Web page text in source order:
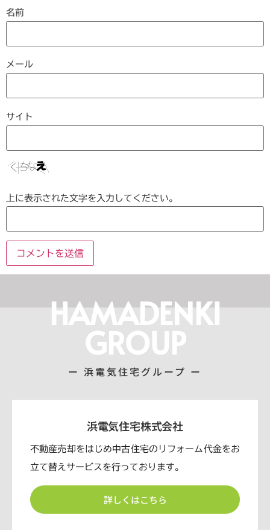
名前
メール
サイト
上に表示された文字を入力してください。
HAMADENKI
GROUP
ー 浜電気住宅グループ ー
浜電気住宅株式会社
不動産売却をはじめ中古住宅のリフォーム代金をお
立て替えサービスを行っております。
詳しくはこちら